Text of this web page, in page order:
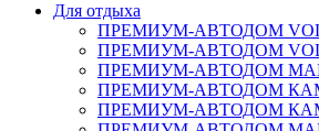
Для отдыха
ПРЕМИУМ-АВТОДОМ
ПРЕМИУМ-АВТОДОМ
ПРЕМИУМ-АВТОДОМ MAN
ПРЕМИУМ-АВТОДОМ
ПРЕМИУМ-АВТОДОМ